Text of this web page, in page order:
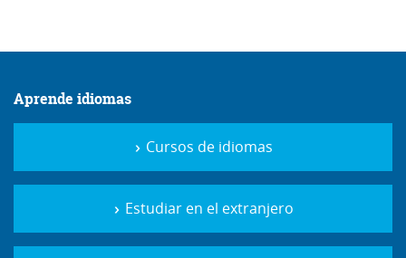
Aprende idiomas
Cursos de idiomas
Estudiar en el extranjero